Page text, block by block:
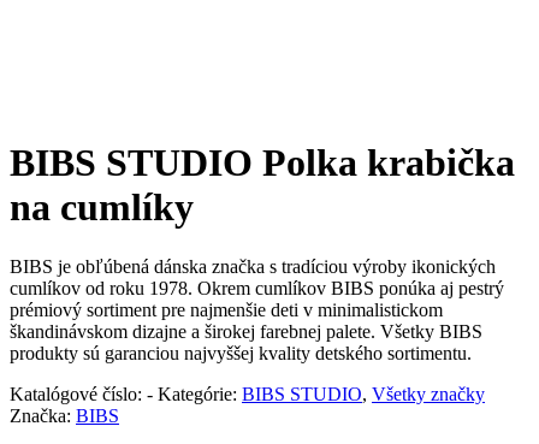
BIBS STUDIO Polka krabička
na cumlíky
BIBS je obľúbená dánska značka s tradíciou výroby ikonických
cumlíkov od roku 1978. Okrem cumlíkov BIBS ponúka aj pestrý
prémiový sortiment pre najmenšie deti v minimalistickom
škandinávskom dizajne a širokej farebnej palete. Všetky BIBS
produkty sú garanciou najvyššej kvality detského sortimentu.
Katalógové číslo: - Kategórie: BIBS STUDIO, Všetky značky
Značka: BIBS